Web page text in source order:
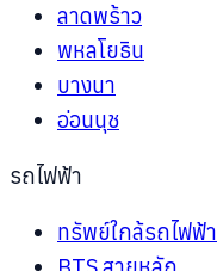
ลาดพร้าว
พหลโยธิน
บางนา
อ่อนนุช
รถไฟฟ้า
ทรัพย์ใกล้รถไฟฟ้า